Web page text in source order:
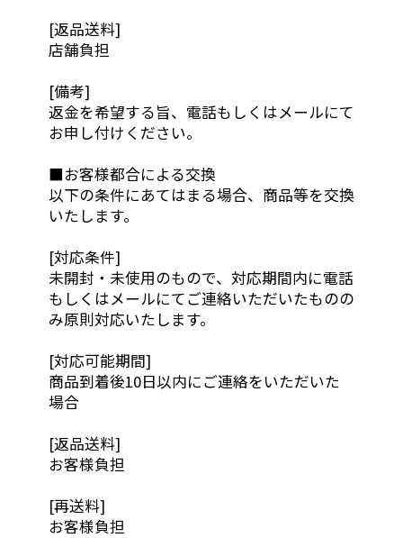
[返品送料]
店舗負担
[備考]
返金を希望する旨、電話もしくはメールにて
お申し付けください。
■お客様都合による交換
以下の条件にあてはまる場合、商品等を交換
いたします。
[対応条件]
未開封・未使用のもので、対応期間内に電話
もしくはメールにてご連絡いただいたものの
み原則対応いたします。
[対応可能期間]
商品到着後10日以内にご連絡をいただいた
場合
[返品送料]
お客様負担
[再送料]
お客様負担